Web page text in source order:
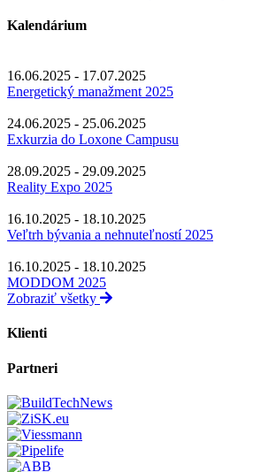
Kalendárium
16.06.2025 - 17.07.2025
Energetický manažment 2025
24.06.2025 - 25.06.2025
Exkurzia do Loxone Campusu
28.09.2025 - 29.09.2025
Reality Expo 2025
16.10.2025 - 18.10.2025
Veľtrh bývania a nehnuteľností 2025
16.10.2025 - 18.10.2025
MODDOM 2025
Zobraziť všetky
Klienti
Partneri